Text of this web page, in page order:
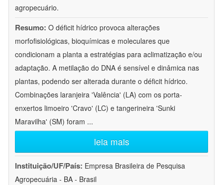
agropecuário.
Resumo: O déficit hídrico provoca alterações
morfofisiológicas, bioquímicas e moleculares que
condicionam a planta a estratégias para aclimatização e/ou
adaptação. A metilação do DNA é sensível e dinâmica nas
plantas, podendo ser alterada durante o déficit hídrico.
Combinações laranjeira 'Valência' (LA) com os porta-
enxertos limoeiro 'Cravo' (LC) e tangerineira 'Sunki
Maravilha' (SM) foram ...
leia mais
Instituição/UF/País: Empresa Brasileira de Pesquisa
Agropecuária - BA - Brasil